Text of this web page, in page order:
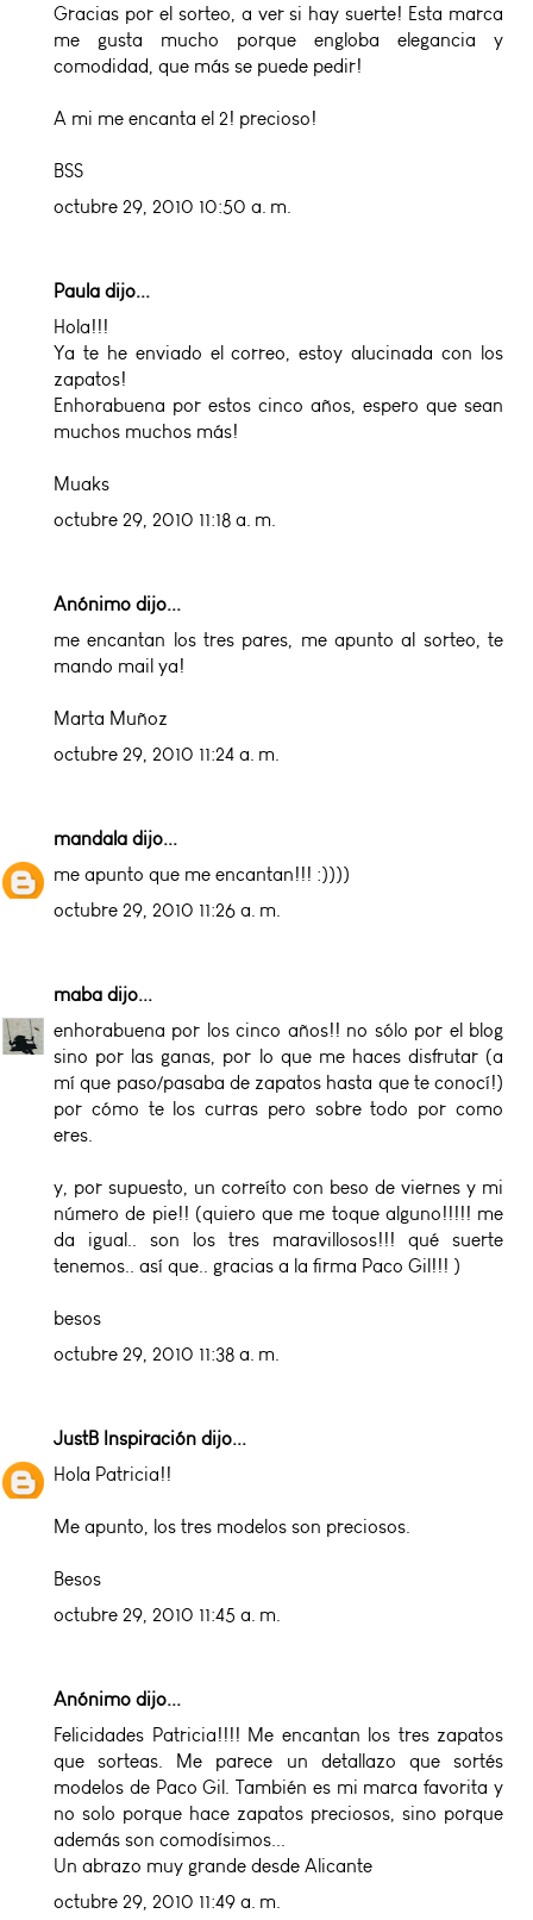
Gracias por el sorteo, a ver si hay suerte! Esta marca
me gusta mucho porque engloba elegancia y
comodidad, que más se puede pedir!
A mi me encanta el 2! precioso!
BSS
octubre 29, 2010 10:50 a. m.
Paula dijo...
Hola!!!
Ya te he enviado el correo, estoy alucinada con los
zapatos!
Enhorabuena por estos cinco años, espero que sean
muchos muchos más!
Muaks
octubre 29, 2010 11:18 a. m.
Anónimo dijo...
me encantan los tres pares, me apunto al sorteo, te
mando mail ya!
Marta Muñoz
octubre 29, 2010 11:24 a. m.
mandala dijo...
me apunto que me encantan!!! :))))
octubre 29, 2010 11:26 a. m.
maba dijo...
enhorabuena por los cinco años!! no sólo por el blog
sino por las ganas, por lo que me haces disfrutar (a
mí que paso/pasaba de zapatos hasta que te conocí!)
por cómo te los curras pero sobre todo por como
eres.
y, por supuesto, un correíto con beso de viernes y mi
número de pie!! (quiero que me toque alguno!!!!! me
da igual.. son los tres maravillosos!!! qué suerte
tenemos.. así que.. gracias a la firma Paco Gil!!! )
besos
octubre 29, 2010 11:38 a. m.
JustB Inspiración dijo...
Hola Patricia!!
Me apunto, los tres modelos son preciosos.
Besos
octubre 29, 2010 11:45 a. m.
Anónimo dijo...
Felicidades Patricia!!!! Me encantan los tres zapatos
que sorteas. Me parece un detallazo que sortés
modelos de Paco Gil. También es mi marca favorita y
no solo porque hace zapatos preciosos, sino porque
además son comodísimos...
Un abrazo muy grande desde Alicante
octubre 29, 2010 11:49 a. m.